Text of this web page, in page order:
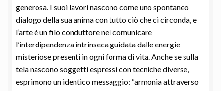
generosa. I suoi lavori nascono come uno spontaneo
dialogo della sua anima con tutto ciò che ci circonda, e
l’arte è un filo conduttore nel comunicare
l’interdipendenza intrinseca guidata dalle energie
misteriose presenti in ogni forma di vita. Anche se sulla
tela nascono soggetti espressi con tecniche diverse,
esprimono un identico messaggio: “armonia attraverso